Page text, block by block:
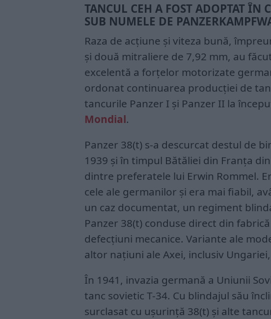
TANCUL CEH A FOST ADOPTAT ÎN
SUB NUMELE DE
Raza de acțiune și viteza bună,
și două mitraliere de 7,92 mm, au
excelentă a forțelor motorizate
ordonat continuarea producției de
tancurile Panzer I și Panzer II la
Mondial.
Panzer 38(t) s-a descurcat destul de
1939 și în timpul Bătăliei din Franța
dintre preferatele lui Erwin Rommel.
cele ale germanilor și era mai fiabil,
un caz documentat, un regiment
Panzer 38(t) conduse direct din
defecțiuni mecanice. Variante ale
altor națiuni ale Axei, inclusiv
În 1941, invazia germană a Uniunii
tanc sovietic T-34. Cu blindajul său
surclasat cu ușurință 38(t) și alte